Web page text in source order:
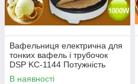
Вафельниця електрична для
тонких вафель і трубочок
DSP KC-1144 Потужність
1000 Ват
В наявності